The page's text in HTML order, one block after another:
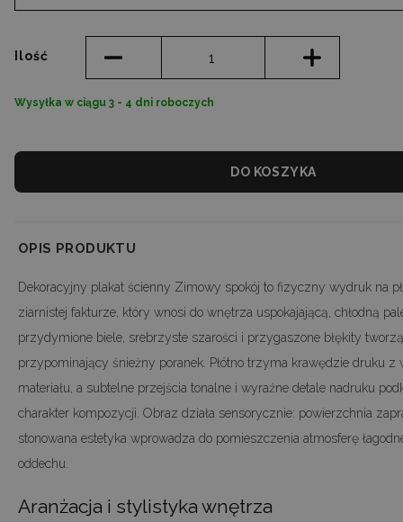
Wysyłka w ciągu 3 - 4 dni roboczych
Ilość
DO KOSZYKA
OPIS PRODUKTU
Dekoracyjny plakat ścienny Zimowy spokój to fizyczny wydruk na
ziarnistej fakturze, który wnosi do wnętrza uspokajającą, chłodną
przydymione biele, srebrzyste szarości i przygaszone błękity
przypominający śnieżny poranek. Płótno trzyma krawędzie druku
materiału, a subtelne przejścia tonalne i wyraźne detale nadruku
charakter kompozycji. Obraz działa sensorycznie: powierzchnia
stonowana estetyka wprowadza do pomieszczenia atmosferę
oddechu.
Aranżacja i stylistyka wnętrza